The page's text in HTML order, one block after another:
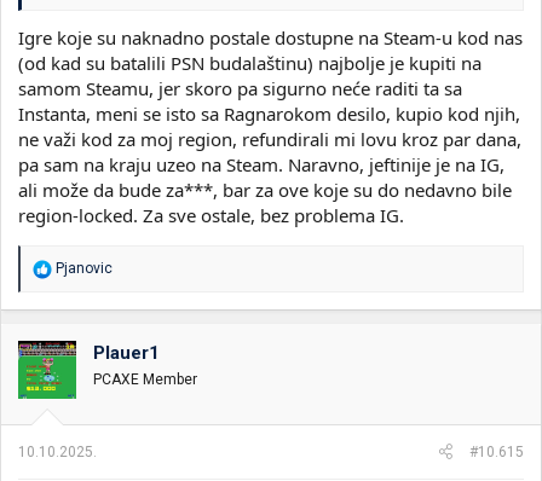
Igre koje su naknadno postale dostupne na Steam-u kod nas
(od kad su batalili PSN budalaštinu) najbolje je kupiti na
samom Steamu, jer skoro pa sigurno neće raditi ta sa
Instanta, meni se isto sa Ragnarokom desilo, kupio kod njih,
ne važi kod za moj region, refundirali mi lovu kroz par dana,
pa sam na kraju uzeo na Steam. Naravno, jeftinije je na IG,
ali može da bude za***, bar za ove koje su do nedavno bile
region-locked. Za sve ostale, bez problema IG.
R
o
a
n
:
Pjanovic
Plauer1
PCAXE Member
10.10.2025. #10.615